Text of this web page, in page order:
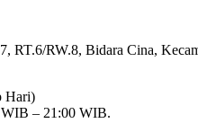
RT.6/RW.8, Bidara Cina,
Hari)
WIB – 21:00 WIB.